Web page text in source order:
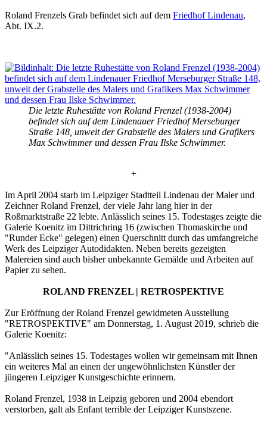
Roland Frenzels Grab befindet sich auf dem Friedhof Lindenau,
Abt. IX.2.
Die letzte Ruhestätte von Roland Frenzel (1938-2004)
befindet sich auf dem Lindenauer Friedhof Merseburger
Straße 148, unweit der Grabstelle des Malers und Grafikers
Max Schwimmer und dessen Frau Ilske Schwimmer.
+
Im April 2004 starb im Leipziger Stadtteil Lindenau der Maler und
Zeichner Roland Frenzel, der viele Jahr lang hier in der
Roßmarktstraße 22 lebte. Anlässlich seines 15. Todestages zeigte die
Galerie Koenitz im Dittrichring 16 (zwischen Thomaskirche und
"Runder Ecke" gelegen) einen Querschnitt durch das umfangreiche
Werk des Leipziger Autodidakten. Neben bereits gezeigten
Malereien sind auch bisher unbekannte Gemälde und Arbeiten auf
Papier zu sehen.
ROLAND FRENZEL | RETROSPEKTIVE
Zur Eröffnung der Roland Frenzel gewidmeten Ausstellung
"RETROSPEKTIVE" am Donnerstag, 1. August 2019, schrieb die
Galerie Koenitz:
"Anlässlich seines 15. Todestages wollen wir gemeinsam mit Ihnen
ein weiteres Mal an einen der ungewöhnlichsten Künstler der
jüngeren Leipziger Kunstgeschichte erinnern.
Roland Frenzel, 1938 in Leipzig geboren und 2004 ebendort
verstorben, galt als Enfant terrible der Leipziger Kunstszene.